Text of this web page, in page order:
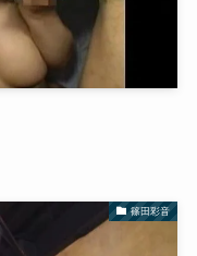
篠田彩音